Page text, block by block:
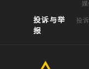
投诉与举
报
投